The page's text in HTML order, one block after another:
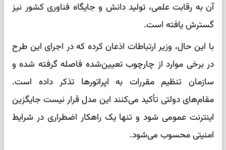
آن به رقابت علمی، تولید دانش و جایگاه فناوری کشور نیز
گسترش یافته است.
با این حال، وزیر ارتباطات اذعان کرده که در اجرای این طرح
در برخی موارد از چارچوب تعیین‌شده فاصله گرفته شده و
سازمان تنظیم مقررات به اپراتورها تذکر داده است.
مقام‌های دولتی تأکید می‌کنند این مدل قرار نیست جایگزین
اینترنت عمومی شود و تنها یک راهکار اضطراری در شرایط
امنیتی محسوب می‌شود.